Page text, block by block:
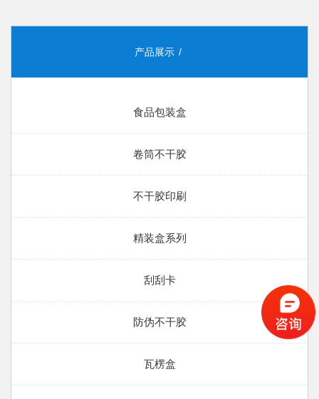
产品展示
食品包装盒
卷筒不干胶
不干胶印刷
精装盒系列
刮刮卡
防伪不干胶
瓦楞盒